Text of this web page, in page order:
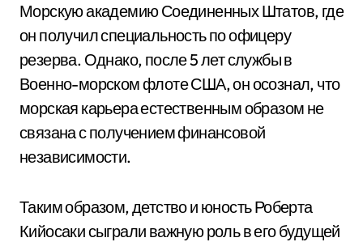
Морскую академию Соединенных Штатов, где
он получил специальность по офицеру
резерва. Однако, после 5 лет службы в
Военно-морском флоте США, он осознал, что
морская карьера естественным образом не
связана с получением финансовой
независимости.
Таким образом, детство и юность Роберта
Кийосаки сыграли важную роль в его будущей